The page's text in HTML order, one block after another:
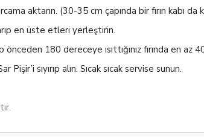
aktarın. (30-35 cm çapında bir fırın kabı da
en üste etleri yerleştirin.
180 dereceye ısıttığınız fırında en az
Pişir’i sıyırıp alın. Sıcak sıcak servise sunun.